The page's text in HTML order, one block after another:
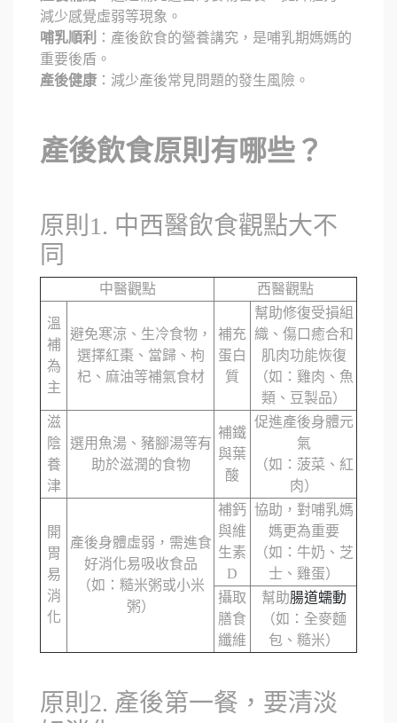
減少感覺虛弱等現象。
哺乳順利
：產後飲食的營養講究，是哺乳期媽媽的
重要後盾。
產後健康 ：減少產後常見問題的發生風險。
產後飲食原則有哪些？
原則1. 中西醫飲食觀點大不
同
中醫觀點 西醫觀點
溫
補
為
主
避免寒涼、生冷食物，
選擇紅棗、當歸、枸
杞、麻油等補氣食材
補充
蛋白
質
幫助修復受損組
織、傷口癒合和
肌肉功能恢復
（如：雞肉、魚
類、豆製品）
滋
陰
養
津
選用魚湯、豬腳湯等有
助於滋潤的食物
補鐵
與葉
酸
促進產後身體元
氣
（如：菠菜、紅
肉）
開
胃
易
消
化
產後身體虛弱，需進食
好消化易吸收食品
（如：糙米粥或小米
粥）
補鈣
與維
生素
D
協助，對哺乳媽
媽更為重要
（如：牛奶、芝
士、雞蛋）
攝取
膳食
纖維
幫助腸道蠕動
（如：全麥麵
包、糙米）
原則2. 產後第一餐，要清淡